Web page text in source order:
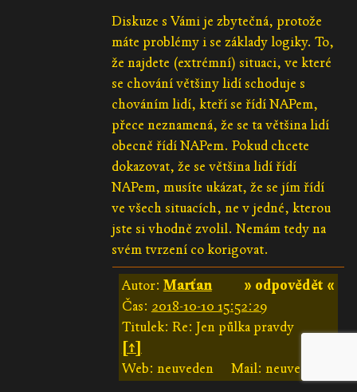
Diskuze s Vámi je zbytečná, protože
máte problémy i se základy logiky. To,
že najdete (extrémní) situaci, ve které
se chování většiny lidí schoduje s
chováním lidí, kteří se řídí NAPem,
přece neznamená, že se ta většina lidí
obecně řídí NAPem. Pokud chcete
dokazovat, že se většina lidí řídí
NAPem, musíte ukázat, že se jím řídí
ve všech situacích, ne v jedné, kterou
jste si vhodně zvolil. Nemám tedy na
svém tvrzení co korigovat.
» odpovědět «
Autor: Marťan
Čas: 2018-10-10 15:52:29
Titulek: Re: Jen půlka pravdy
[↑]
Web: neuveden
Mail: neuveden